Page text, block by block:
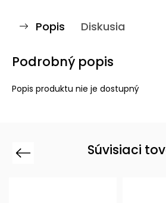
Popis Diskusia
Podrobný popis
Popis produktu nie je dostupný
Súvisiaci
Previous